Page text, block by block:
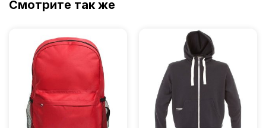
Смотрите так же